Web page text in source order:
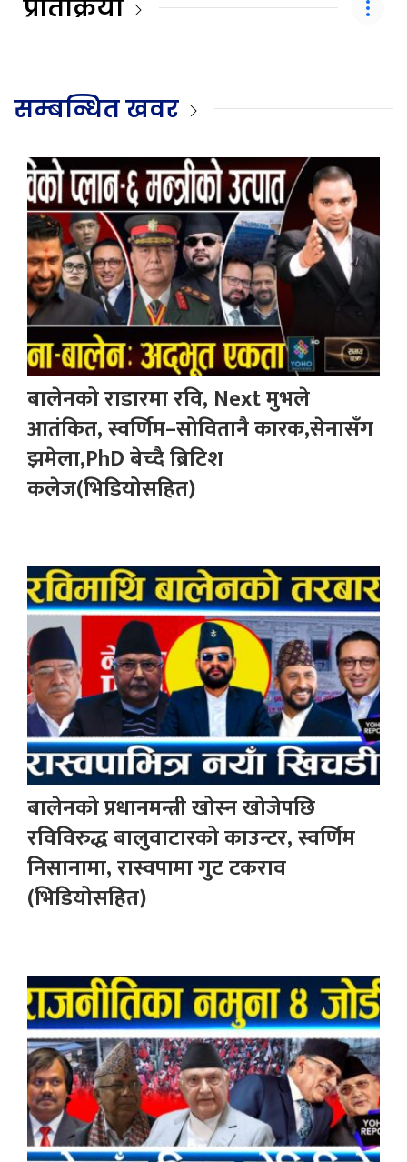
प्रतिक्रिया
सम्बन्धित खवर
बालेनको राडारमा रवि, Next मुभले
आतंकित, स्वर्णिम–सोवितानै कारक,सेनासँग
झमेला,PhD बेच्दै ब्रिटिश
कलेज(भिडियोसहित)
बालेनको प्रधानमन्त्री खोस्न खोजेपछि
रविविरुद्ध बालुवाटारको काउन्टर, स्वर्णिम
निसानामा, रास्वपामा गुट टकराव
(भिडियोसहित)